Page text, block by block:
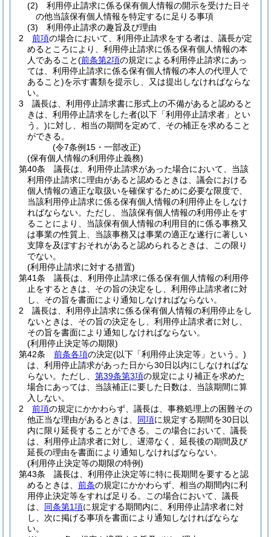
(2)
利用停止請求に係る保有個人情報の開示を受けた日そ
の他当該保有個人情報を特定するに足りる事項
(3)
利用停止請求の趣旨及び理由
2
前項の場合において、利用停止請求をする者は、議長が定
めるところにより、利用停止請求に係る保有個人情報の本
人であること(前条第2項の規定による利用停止請求にあっ
ては、利用停止請求に係る保有個人情報の本人の代理人で
あること)を示す書類を提示し、又は提出しなければならな
い。
3
議長は、利用停止請求書に形式上の不備があると認めると
きは、利用停止請求をした者(以下「利用停止請求者」とい
う。)に対し、相当の期間を定めて、その補正を求めること
ができる。
(令7条例15・一部改正)
(保有個人情報の利用停止義務)
第40条
議長は、利用停止請求があった場合において、当該
利用停止請求に理由があると認めるときは、議会における
個人情報の適正な取扱いを確保するために必要な限度で、
当該利用停止請求に係る保有個人情報の利用停止をしなけ
ればならない。 ただし、当該保有個人情報の利用停止をす
ることにより、当該保有個人情報の利用目的に係る事務又
は事業の性質上、当該事務又は事業の適正な遂行に著しい
支障を及ぼすおそれがあると認められるときは、この限り
でない。
(利用停止請求に対する措置)
第41条
議長は、利用停止請求に係る保有個人情報の利用停
止をするときは、その旨の決定をし、利用停止請求者に対
し、その旨を書面により通知しなければならない。
2
議長は、利用停止請求に係る保有個人情報の利用停止をし
ないときは、その旨の決定をし、利用停止請求者に対し、
その旨を書面により通知しなければならない。
(利用停止決定等の期限)
第42条
前条各項の決定(以下「利用停止決定等」という。)
は、利用停止請求があった日から30日以内にしなければな
らない。 ただし、 第39条第3項の規定により補正を求めた
場合にあっては、当該補正に要した日数は、当該期間に算
入しない。
2
前項の規定にかかわらず、議長は、事務処理上の困難その
他正当な理由があるときは、 同項に規定する期間を30日以
内に限り延長することができる。
この場合において、議長
は、利用停止請求者に対し、遅滞なく、延長後の期間及び
延長の理由を書面により通知しなければならない。
(利用停止決定等の期限の特例)
第43条
議長は、利用停止決定等に特に長期間を要すると認
めるときは、 前条の規定にかかわらず、相当の期間内に利
用停止決定等をすれば足りる。
この場合において、議長
は、 同条第1項に規定する期間内に、利用停止請求者に対
し、次に掲げる事項を書面により通知しなければならな
い。